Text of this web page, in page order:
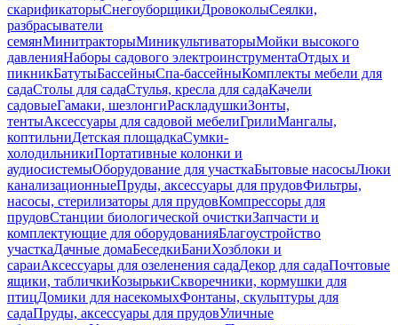
скарификаторыСнегоуборщикиДровоколыСеялки,
разбрасыватели
семянМинитракторыМиникультиваторыМойки высокого
давленияНаборы садового электроинструментаОтдых и
пикникБатутыБассейныСпа-бассейныКомплекты мебели для
садаСтолы для садаСтулья, кресла для садаКачели
садовыеГамаки, шезлонгиРаскладушкиЗонты,
тентыАксессуары для садовой мебелиГрилиМангалы,
коптильниДетская площадкаСумки-
холодильникиПортативные колонки и
аудиосистемыОборудование для участкаБытовые насосыЛюки
канализационныеПруды, аксессуары для прудовФильтры,
насосы, стерилизаторы для прудовКомпрессоры для
прудовСтанции биологической очисткиЗапчасти и
комплектующие для оборудованияБлагоустройство
участкаДачные домаБеседкиБаниХозблоки и
сараиАксессуары для озеленения садаДекор для садаПочтовые
ящики, табличкиКозырькиСкворечники, кормушки для
птицДомики для насекомыхФонтаны, скульптуры для
садаПруды, аксессуары для прудовУличные